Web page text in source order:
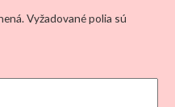
Vyžadované polia sú